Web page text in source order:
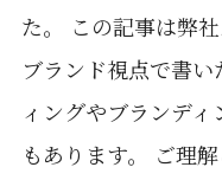
た。 この記事は弊
ブランド視点で書
ィングやブランデ
もあります。 ご理